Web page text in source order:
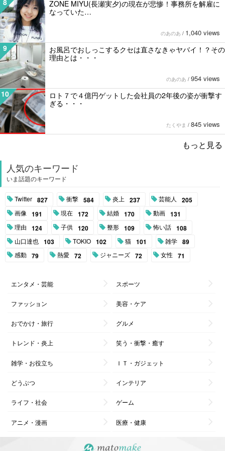
ZONE MIYU(長瀬実夕)の現在が悲惨！事務所を解雇に
なっていた…
のあのあ / 1,040 views
9
お風呂でおしっこするクセは直さなきゃヤバイ！？その
理由とは・・・
のあのあ / 954 views
10
ロト７で４億円ゲットした会社員の2年後の姿が衝撃す
ぎる・・・
たくやま / 845 views
もっと見る
人気のキーワード
いま話題のキーワード
Twitter 827 衝撃 584 炎上 237 芸能人 205
画像 191 現在 172 結婚 170 動画 131
理由 124 子供 120 整形 109 怖い話 108
山口達也 103 TOKIO 102 猫 101 雑学 89
感動 79 熱愛 72 ジャニーズ 72 女性 71
エンタメ・芸能 スポーツ
ファッション 美容・ケア
おでかけ・旅行 グルメ
トレンド・炎上 笑う・衝撃・癒す
雑学・お役立ち ＩＴ・ガジェット
どうぶつ インテリア
ライフ・社会 ゲーム
アニメ・漫画 医療・健康